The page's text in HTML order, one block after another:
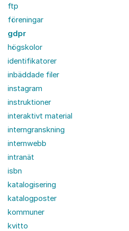
ftp
föreningar
gdpr
högskolor
identifikatorer
inbäddade filer
instagram
instruktioner
interaktivt material
interngranskning
internwebb
intranät
isbn
katalogisering
katalogposter
kommuner
kvitto